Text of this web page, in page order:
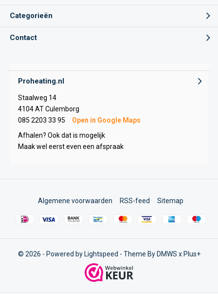
Categorieën
Contact
Proheating.nl
Staalweg 14
4104 AT Culemborg
085 2203 33 95
Open in Google Maps
Afhalen? Ook dat is mogelijk
Maak wel eerst even een afspraak
© 2026 - Powered by Lightspeed - Theme By DMWS x Plus+
Algemene voorwaarden RSS-feed Sitemap